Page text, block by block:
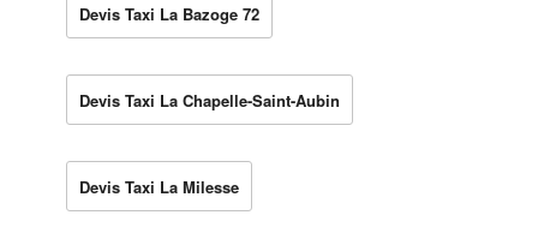
Devis Taxi La Bazoge 72
Devis Taxi La Chapelle-Saint-Aubin
Devis Taxi La Milesse